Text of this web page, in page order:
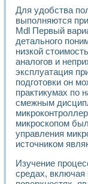
Опыт
Об
Партнеры
Учебные
Контакты
Для удобства
выполняются
Mdl Первый
детального
низкой
аналогов и
эксплуатация
подготовки он
практикумах по
смежным
микроскопом
управления
источником
Изучение
средах,